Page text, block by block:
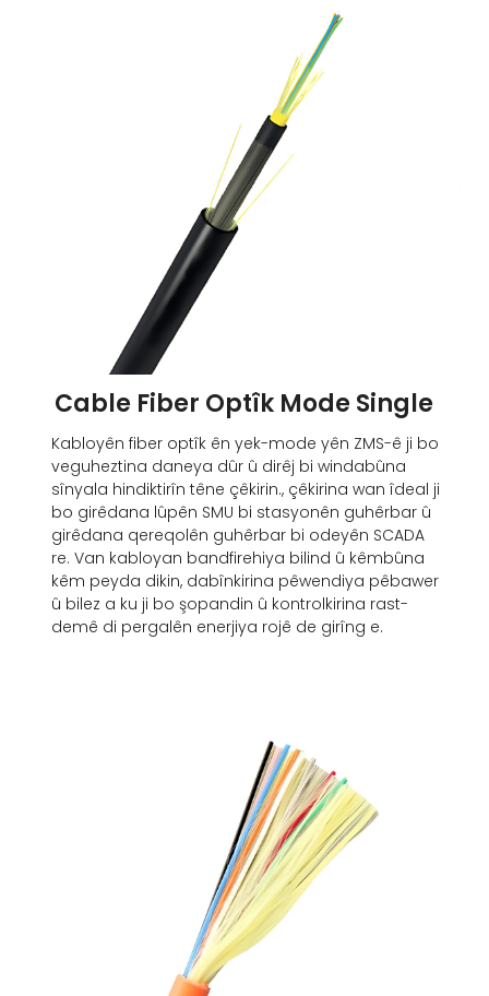
Cable Fiber Optîk Mode Single
Kabloyên fiber optîk ên yek-mode yên ZMS-ê ji bo
veguheztina daneya dûr û dirêj bi windabûna
sînyala hindiktirîn têne çêkirin., çêkirina wan îdeal ji
bo girêdana lûpên SMU bi stasyonên guhêrbar û
girêdana qereqolên guhêrbar bi odeyên SCADA
re. Van kabloyan bandfirehiya bilind û kêmbûna
kêm peyda dikin, dabînkirina pêwendiya pêbawer
û bilez a ku ji bo şopandin û kontrolkirina rast-
demê di pergalên enerjiya rojê de girîng e.